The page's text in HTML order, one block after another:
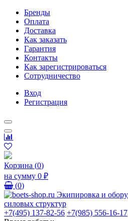
Бренды
Оплата
Доставка
Как заказать
Гарантия
Контакты
Как зарегистрироваться
Сотрудничество
Вход
Регистрация
Корзина (0)
на сумму 0 ₽
(0)
+7(495) 137-82-56 +7(985) 556-16-17